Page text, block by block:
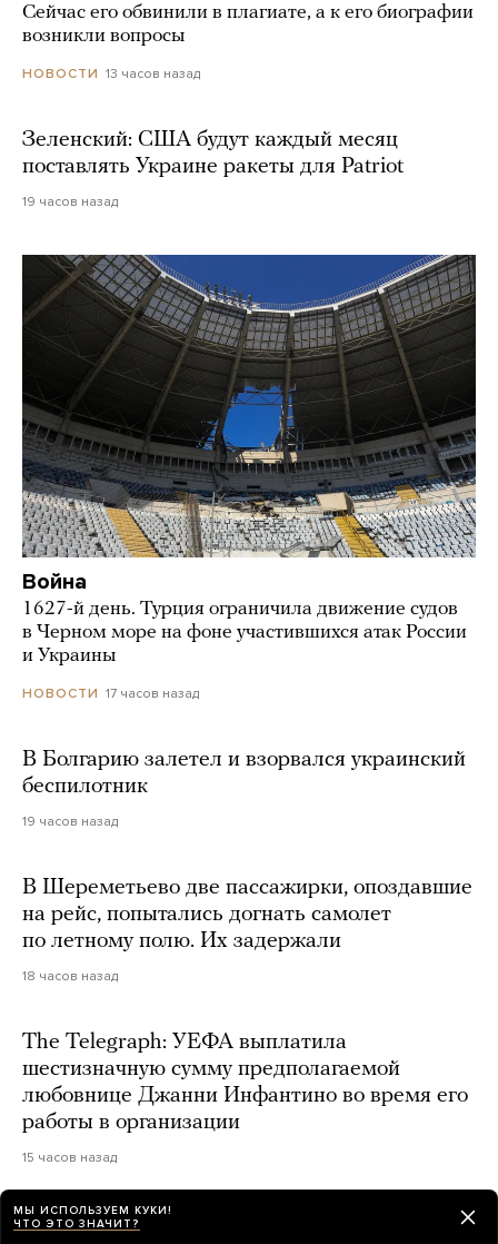
Сейчас его обвинили в плагиате, а к его биографии
возникли вопросы
НОВОСТИ 13 часов назад
Зеленский: США будут каждый месяц
поставлять Украине ракеты для Patriot
19 часов назад
Война
1627-й день. Турция ограничила движение судов
в Черном море на фоне участившихся атак России
и Украины
НОВОСТИ 17 часов назад
В Болгарию залетел и взорвался украинский
беспилотник
19 часов назад
В Шереметьево две пассажирки, опоздавшие
на рейс, попытались догнать самолет
по летному полю. Их задержали
18 часов назад
The Telegraph: УЕФА выплатила
шестизначную сумму предполагаемой
любовнице Джанни Инфантино во время его
работы в организации
15 часов назад
МЫ ИСПОЛЬЗУЕМ КУКИ!
ЧТО ЭТО ЗНАЧИТ?